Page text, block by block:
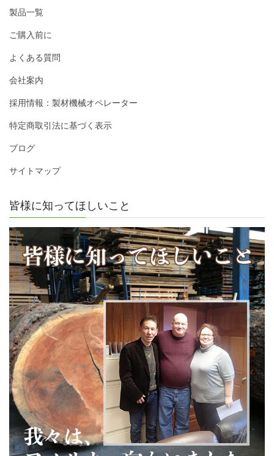
製品一覧
ご購入前に
よくある質問
会社案内
採用情報：製材機械オペレーター
特定商取引法に基づく表示
ブログ
サイトマップ
皆様に知ってほしいこと